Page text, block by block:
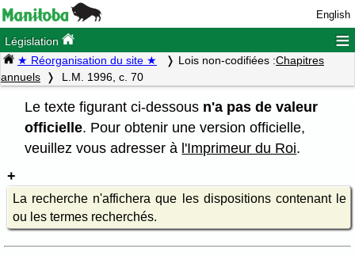
English
Législation ≡
★ Réorganisation du site ★ Lois non-codifiées :Chapitres
annuels
L.M. 1996, c. 70
Le texte figurant ci-dessous n'a pas de valeur
officielle. Pour obtenir une version officielle,
veuillez vous adresser à l'Imprimeur du Roi.
La recherche n'affichera que les dispositions contenant le
ou les termes recherchés.